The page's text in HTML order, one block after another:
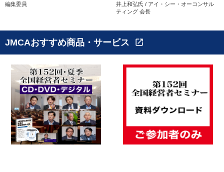
編集委員
井上和弘氏 / アイ・シー・オーコンサル
ティング 会長
JMCAおすすめ商品・サービス open_in_new